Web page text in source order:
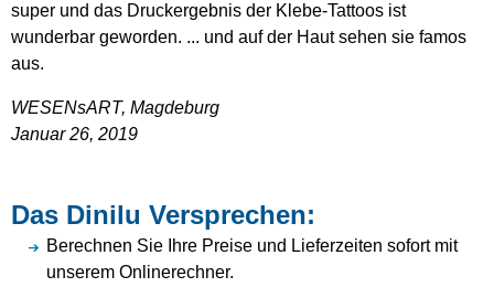
super und das Druckergebnis der Klebe-Tattoos ist
wunderbar geworden. ... und auf der Haut sehen sie famos
aus.
WESENsART, Magdeburg
Januar 26, 2019
Das Dinilu Versprechen:
Berechnen Sie Ihre Preise und Lieferzeiten sofort mit
unserem Onlinerechner.